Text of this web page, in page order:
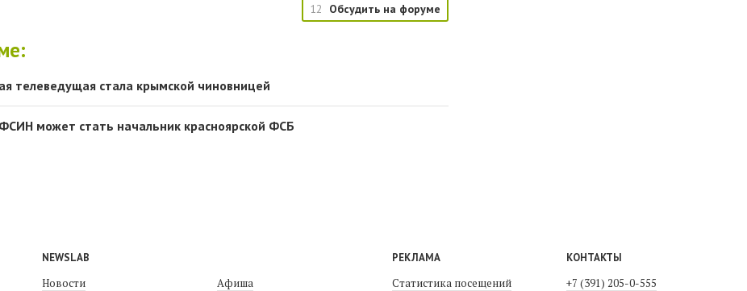
12 Обсудить на форуме
телеведущая стала крымской чиновницей
может стать начальник красноярской ФСБ
NEWSLAB
Новости
Афиша
РЕКЛАМА
Статистика посещений
КОНТАКТЫ
+7 (391) 205-0-555